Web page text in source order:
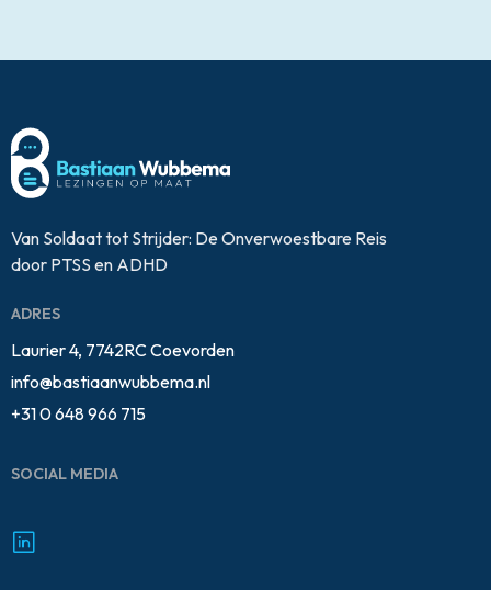
Van Soldaat tot Strijder: De Onverwoestbare Reis
door PTSS en ADHD
ADRES
Laurier 4, 7742RC Coevorden
info@bastiaanwubbema.nl
+31 0 648 966 715
SOCIAL MEDIA